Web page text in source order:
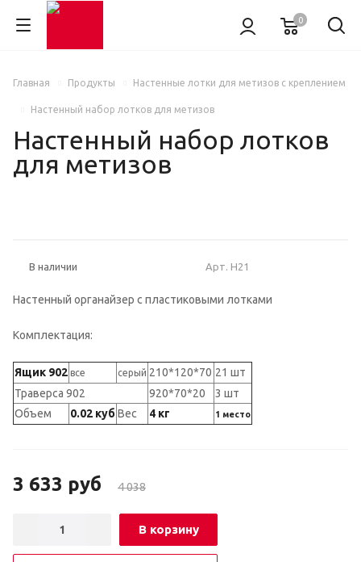
0
Главная Продукты Настенные лотки для метизов с креплением
Настенный набор лотков для метизов
Настенный набор лотков
для метизов
В наличии Арт. Н21
Настенный органайзер с пластиковыми лотками
Комплектация:
Ящик 902 все серый 210*120*70 21 шт
Траверса 902
920*70*20
3 шт
Объем
0.02 куб Вес 4 кг 1 место
3 633 руб 4 038
В корзину